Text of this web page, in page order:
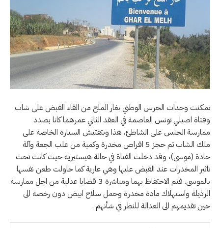
تمكنت وحدات الحرس الوطني بغار الملح من القاء القبض على شاب
وفتاة اصيلي تونس العاصمة في العقد الثاني عمرهما كانا بصدد
ممارسة الجنس على الشاطئ، هذا وبتفتيش السيارة الخاصة على
ملك الشاب تم حجز 5 اقراص مخدرة وكمية من علب الجعة وآلة
حادة (موسى)، وقد دخلت الفتاة في حالة هيستيرية حيث كانت تحت
تاثير المخدرات عند القبض عليها وهي عارية كما حاولت طعن نفسها
بالموسى. فتم الاحتفاظ بهما ومباشرة 3 قضايا عدلية من اجل ممارسة
الرذيلة واستهلاك مادة مخدرة وحمل سلاح ابيض دون رخصة الى
حين تقديمهم الى العدالة للنظر في شأنهم .